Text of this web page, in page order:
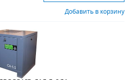
Добавить в корзину